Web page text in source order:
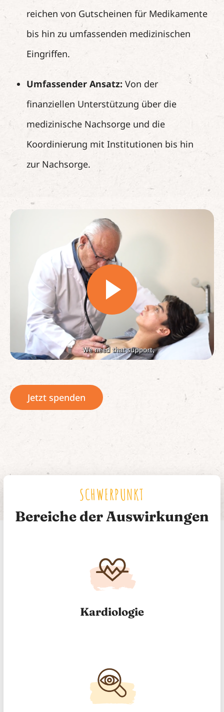
reichen von Gutscheinen für Medikamente
bis hin zu umfassenden medizinischen
Eingriffen.
Umfassender Ansatz: Von der
finanziellen Unterstützung über die
medizinische Nachsorge und die
Koordinierung mit Institutionen bis hin
zur Nachsorge.
Jetzt spenden
SCHWERPUNKT
Bereiche der Auswirkungen
Kardiologie